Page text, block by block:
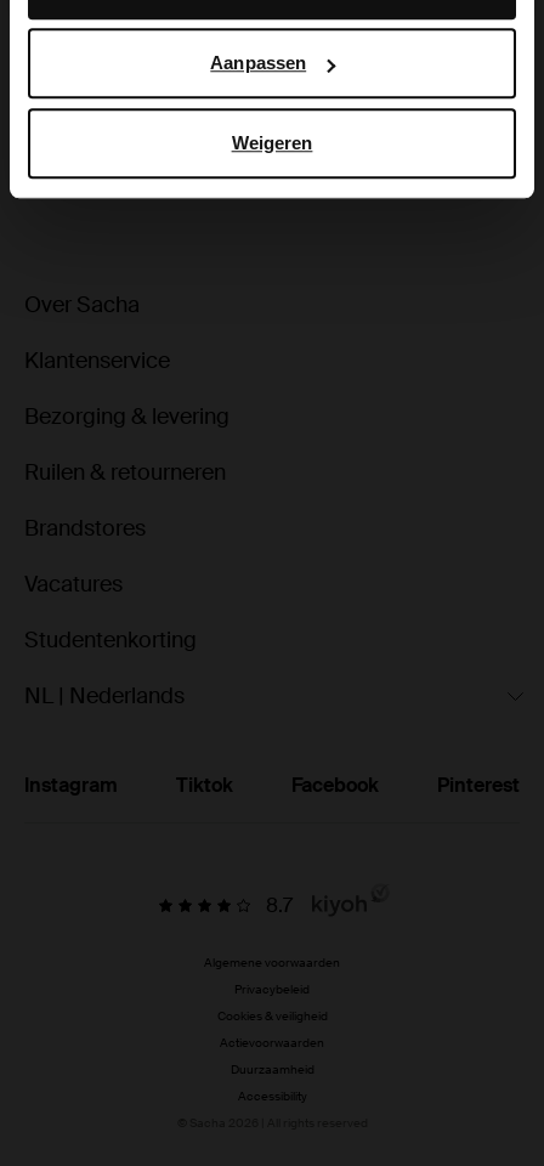
hoe Google uw persoonsgegevens gebruikt, vindt u op
Aanpassen
Weigeren
Bezorgen & retour
ga terug
Over Sacha
Klantenservice
Bezorging & levering
Ruilen & retourneren
Brandstores
Vacatures
Studentenkorting
NL | Nederlands
Instagram Tiktok Facebook Pinterest
8.7
Algemene voorwaarden
Privacybeleid
Cookies & veiligheid
Actievoorwaarden
Duurzaamheid
Accessibility